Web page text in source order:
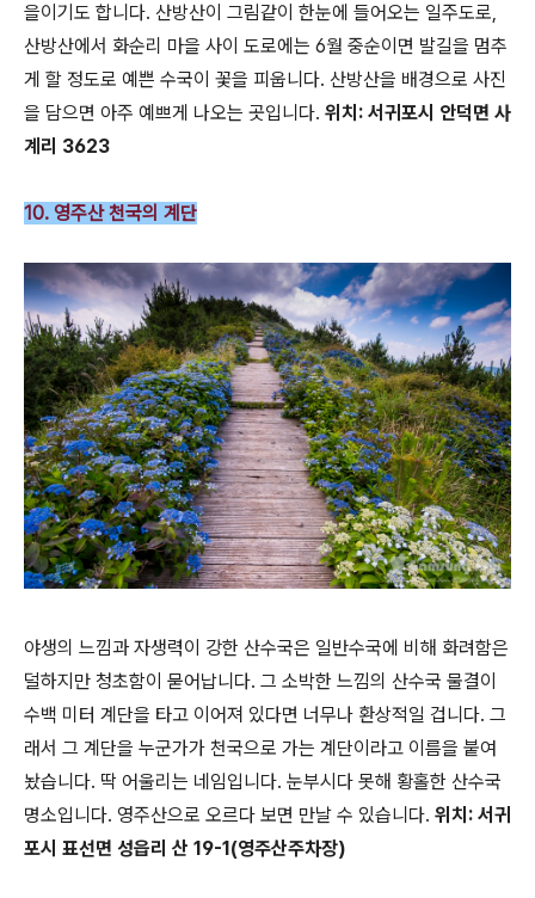
을이기도 합니다. 산방산이 그림같이 한눈에 들어오는 일주도로,
산방산에서 화순리 마을 사이 도로에는 6월 중순이면 발길을 멈추
게 할 정도로 예쁜 수국이 꽃을 피웁니다. 산방산을 배경으로 사진
을 담으면 아주 예쁘게 나오는 곳입니다. 위치: 서귀포시 안덕면 사
계리 3623
10. 영주산 천국의 계단
야생의 느낌과 자생력이 강한 산수국은 일반수국에 비해 화려함은
덜하지만 청초함이 묻어납니다. 그 소박한 느낌의 산수국 물결이
수백 미터 계단을 타고 이어져 있다면 너무나 환상적일 겁니다. 그
래서 그 계단을 누군가가 천국으로 가는 계단이라고 이름을 붙여
놨습니다. 딱 어울리는 네임입니다. 눈부시다 못해 황홀한 산수국
명소입니다. 영주산으로 오르다 보면 만날 수 있습니다. 위치: 서귀
포시 표선면 성읍리 산 19-1(영주산주차장)